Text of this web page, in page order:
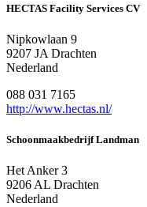
HECTAS Facility Services CV
Nipkowlaan 9
9207 JA Drachten
Nederland
088 031 7165
http://www.hectas.nl/
Schoonmaakbedrijf Landman
Het Anker 3
9206 AL Drachten
Nederland